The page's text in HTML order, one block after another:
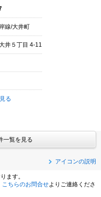
線/大井町
井５丁目 4-11
る
一覧を見る
アイコンの説明
ます。
こちらのお問合せよりご連絡くださ